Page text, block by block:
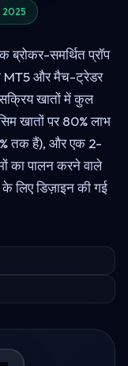
2025
ब्रोकर-समर्थित प्रॉप
MT5 और मैच-ट्रेडर
खातों में कुल
खातों पर 80% लाभ
तक हैं), और एक 2-
का पालन करने वाले
लिए डिज़ाइन की गई